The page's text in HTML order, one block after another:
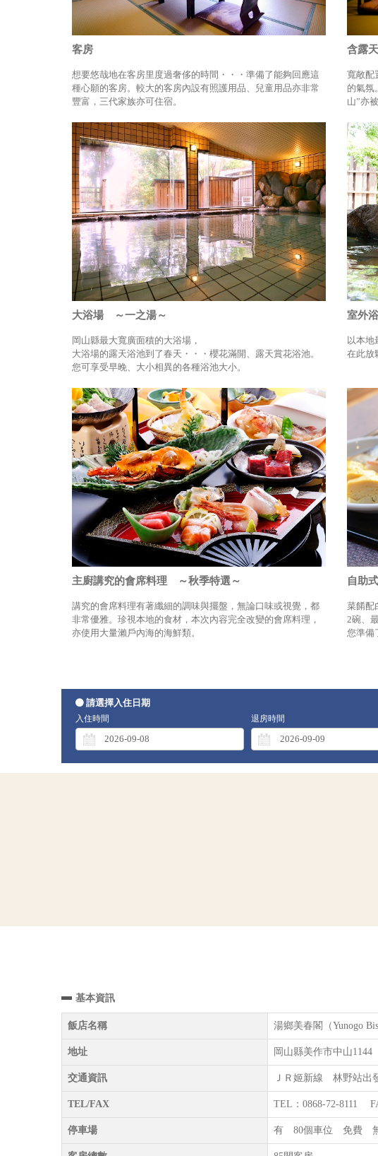
客房
想要悠哉地在客房里度過奢侈的時間・・・準備了能夠回應這
種心願的客房。較大的客房內設有照護用品、兒童用品亦非常
豐富，三代家族亦可住宿。
含露
寬敞配
的氣氛
山”亦
大浴場 ～一之湯～
岡山縣最大寬廣面積的大浴場，
大浴場的露天浴池到了春天・・・櫻花滿開、露天賞花浴池。
您可享受早晚、大小相異的各種浴池大小。
室外
以本地
在此放
主廚講究的會席料理 ～秋季特選～
講究的會席料理有著纖細的調味與擺盤，無論口味或視覺，都
非常優雅。珍視本地的食材，本次內容完全改變的會席料理，
亦使用大量瀨戶內海的海鮮類。
自助
菜餚配
2碗、
您準備
請選擇入住日期
入住時間 退房時間
基本資訊
飯店名稱 湯鄉美春閣（Yunogo
地址 岡山縣美作市中山1144
交通資訊 ＪＲ姬新線 林野站出
TEL/FAX TEL：0868-72-8111
停車場 有 80個車位 免費